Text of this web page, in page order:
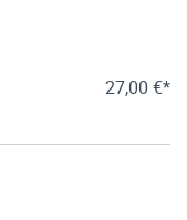
27,00 €*